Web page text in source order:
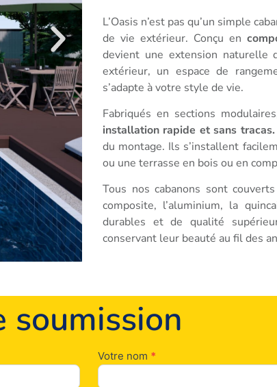
L’Oasis n’est pas qu’un simple
de vie extérieur. Conçu en
devient une extension naturelle
extérieur, un espace de
s’adapte à votre style de vie.
Fabriqués en sections
installation rapide et sans tracas.
du montage. Ils s’installent
ou une terrasse en bois ou en
Tous nos cabanons sont
composite, l’aluminium, la
durables et de qualité
conservant leur beauté au fil des
soumission
Votre nom *